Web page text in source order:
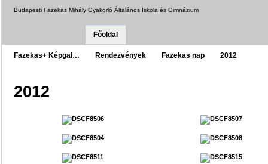
Budapesti Fazekas Mihály Gyakorló Általános Iskola és Gimnázium
Főoldal
Fazekas+ Képgal… Rendezvények Fazekas nap 2012
2012